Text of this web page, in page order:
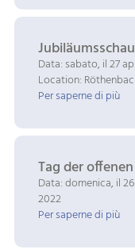
Data: sabato, il 27
Location:
Per saperne di più
Tag der
Data: domenica, il
2022
Per saperne di più